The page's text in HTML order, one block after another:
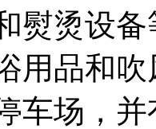
熨烫设
用品和
车场，